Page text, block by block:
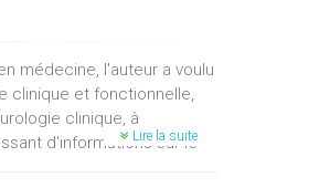
médecine, l'auteur a voulu
clinique et fonctionnelle,
clinique, à
d'informations sur le
Lire la suite